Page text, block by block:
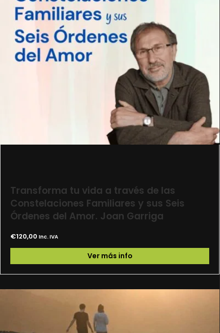
Transforma tu vida a través de las
Constelaciones Familiares y sus Seis
Órdenes del Amor. Joan Garriga
€120,00 Inc. IVA
Ver más info